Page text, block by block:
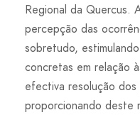
Regional da Quercus.
percepção das
sobretudo,
concretas em relação
efectiva resolução dos
proporcionando deste